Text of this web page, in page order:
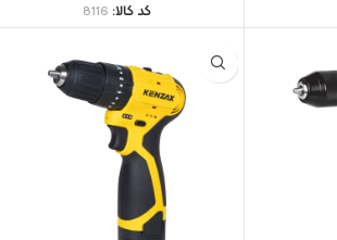
کد کالا: 8116